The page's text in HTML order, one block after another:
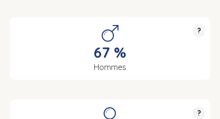
?
67 %
Hommes
?